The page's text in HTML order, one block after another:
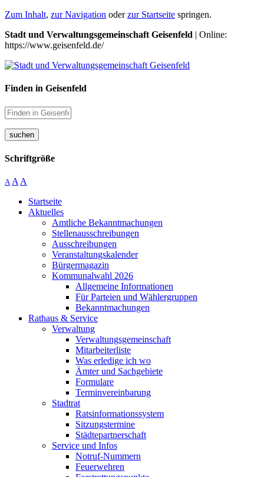
Zum Inhalt, zur Navigation oderzur Startseite springen.
Stadt und Verwaltungsgemeinschaft Geisenfeld | Online:
https://www.geisenfeld.de/
Finden in Geisenfeld
suchen
Schriftgröße
A A A
Startseite
Aktuelles
Amtliche Bekanntmachungen
Stellenausschreibungen
Ausschreibungen
Veranstaltungskalender
Bürgermagazin
Kommunalwahl 2026
Allgemeine Informationen
Für Parteien und Wählergruppen
Bekanntmachungen
Rathaus & Service
Verwaltung
Verwaltungsgemeinschaft
Mitarbeiterliste
Was erledige ich wo
Ämter und Sachgebiete
Formulare
Terminvereinbarung
Stadtrat
Ratsinformationssystem
Sitzungstermine
Städtepartnerschaft
Service und Infos
Notruf-Nummern
Feuerwehren